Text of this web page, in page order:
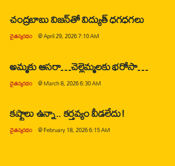
చంద్రబాబు విజన్‌తో విద్యుత్ ధగధగలు
చైతన్యరధం @April 29, 2026 7:10 AM
అమ్మకు ఆసరా…చెల్లెమ్మలకు భరోసా…
చైతన్యరధం @March 8, 2026 6:30 AM
కష్టాలు ఉన్నా.. కర్తవ్యం వీడలేదు!
చైతన్యరధం @February 18, 2026 6:15 AM